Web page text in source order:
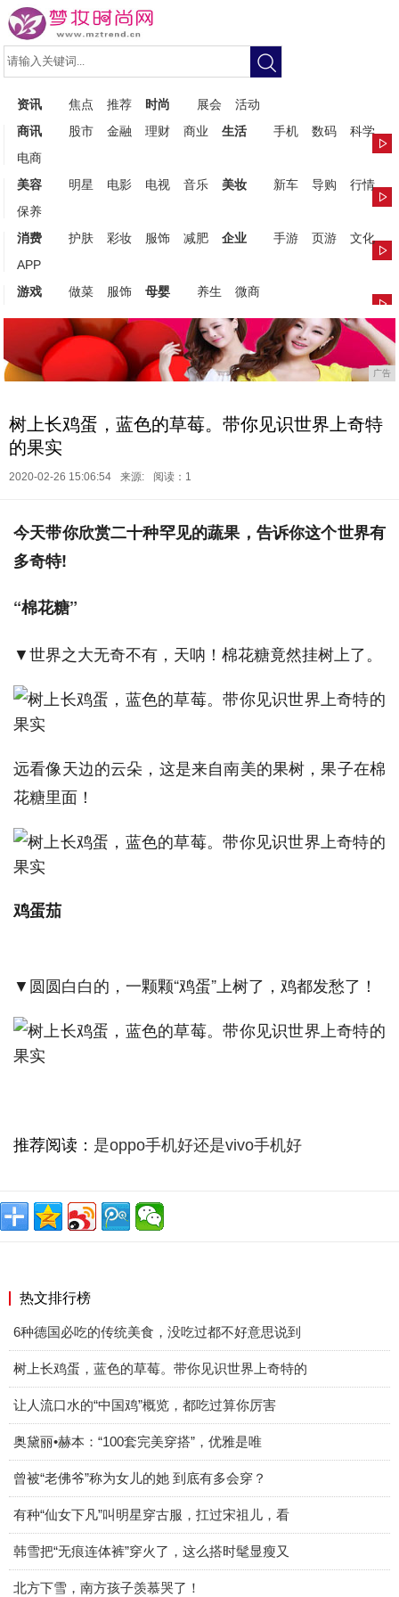
资讯 焦点 推荐 时尚 展会
活动
商讯
股市 金融 理财 商业 生活 手机 数码
科学
电商
美容
明星 电影 电视 音乐 美妆 新车 导购
行情
保养
消费
护肤 彩妆 服饰 减肥 企业 手游 页游
文化
APP
游戏
做菜 服饰 母婴 养生 微商
广告
树上长鸡蛋，蓝色的草莓。带你见识世界上奇特
的果实
2020-02-26 15:06:54 来源: 阅读：1
今天带你欣赏二十种罕见的蔬果，告诉你这个世界有
多奇特!
“棉花糖”
▼世界之大无奇不有，天呐！棉花糖竟然挂树上了。
远看像天边的云朵，这是来自南美的果树，果子在棉
花糖里面！
鸡蛋茄
▼圆圆白白的，一颗颗“鸡蛋”上树了，鸡都发愁了！
推荐阅读： 是oppo手机好还是vivo手机好
热文排行榜
6种德国必吃的传统美食，没吃过都不好意思说到
树上长鸡蛋，蓝色的草莓。带你见识世界上奇特的
让人流口水的“中国鸡”概览，都吃过算你厉害
奥黛丽•赫本：“100套完美穿搭”，优雅是唯
曾被“老佛爷”称为女儿的她 到底有多会穿？
有种“仙女下凡”叫明星穿古服，扛过宋祖儿，看
韩雪把“无痕连体裤”穿火了，这么搭时髦显瘦又
北方下雪，南方孩子羡慕哭了！